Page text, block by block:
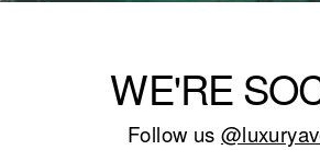
WE'RE
Follow us